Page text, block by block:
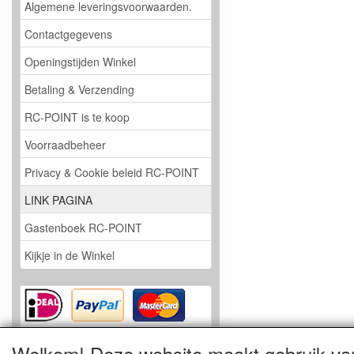
Algemene leveringsvoorwaarden.
Contactgegevens
Openingstijden Winkel
Betaling & Verzending
RC-POINT is te koop
Voorraadbeheer
Privacy & Cookie beleid RC-POINT
LINK PAGINA
Gastenboek RC-POINT
Kijkje in de Winkel